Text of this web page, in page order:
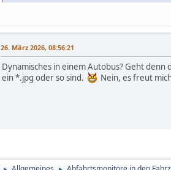
26. März 2026, 08:56:21
Dynamisches in einem Autobus? Geht denn
ein *.jpg oder so sind.
Nein, es freut